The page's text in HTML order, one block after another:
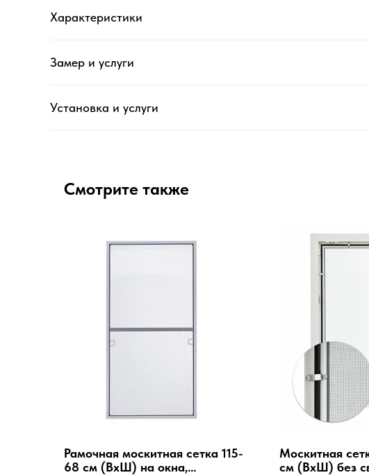
Характеристики
Замер и услуги
Установка и услуги
Смотрите также
Рамочная москитная сетка 115-
68 см (ВхШ) на окна,
Москитная
см (ВхШ) без